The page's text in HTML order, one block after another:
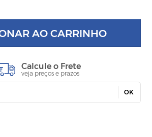
AO CARRINHO
Calcule o Frete
veja preços e prazos
OK